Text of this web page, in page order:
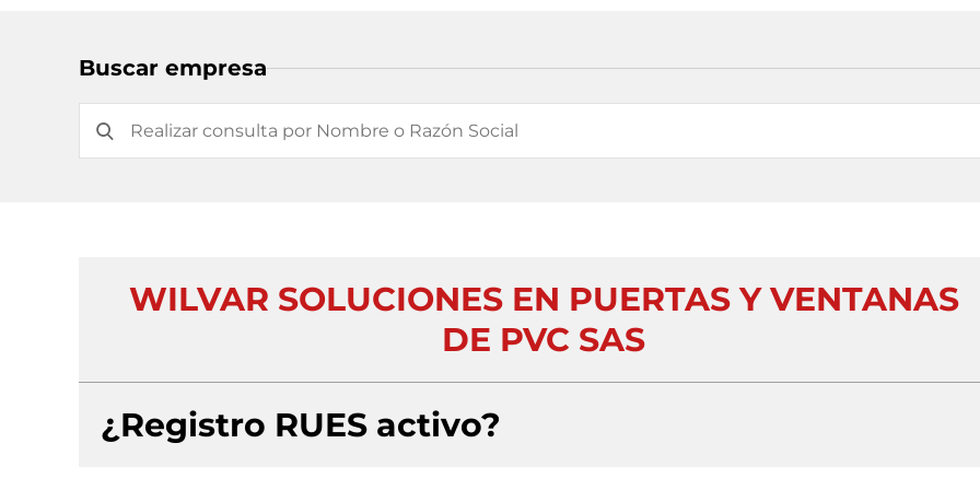
Buscar empresa
WILVAR SOLUCIONES EN PUERTAS Y VENTANAS
DE PVC SAS
¿Registro RUES activo?